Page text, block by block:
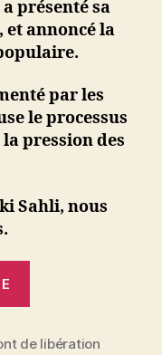
présenté sa
et annoncé la
par les
le processus
pression des
Sahli, nous
Les
de libération